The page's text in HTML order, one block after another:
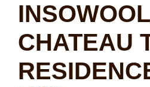
CHATEAU